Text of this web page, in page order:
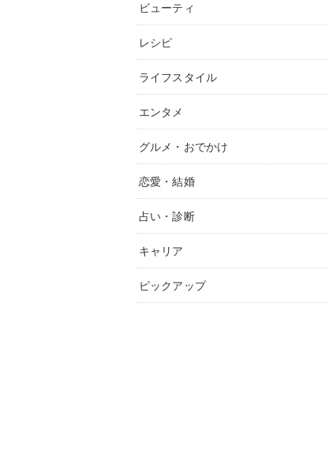
ビューティ
レシピ
ライフスタイル
エンタメ
グルメ・おでかけ
恋愛・結婚
占い・診断
キャリア
ピックアップ